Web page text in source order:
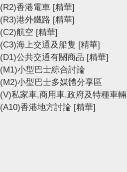
(R2)香港電車 [精華]
(R3)港外鐵路 [精華]
(C2)航空 [精華]
(C3)海上交通及船隻 [精華]
(D1)公共交通有關商品 [精華]
(M1)小型巴士綜合討論
(M2)小型巴士多媒體分享區
(V)私家車,商用車,政府及特種車輛
(A10)香港地方討論 [精華]